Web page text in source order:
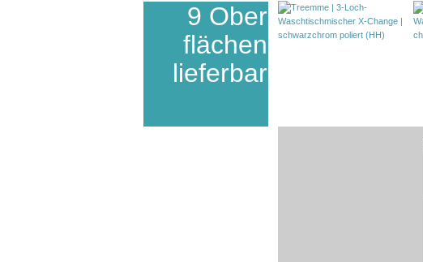
9 Ober
flächen
lieferbar